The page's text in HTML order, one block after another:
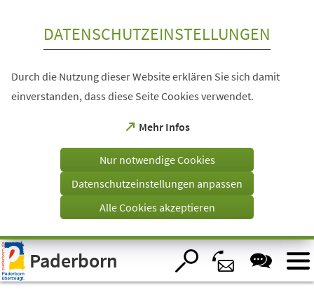
Visuelle
Assistenzsoftware
öffnen.
DATENSCHUTZEINSTELLUNGEN
Durch die Nutzung dieser Website erklären Sie sich damit
einverstanden, dass diese Seite Cookies verwendet.
Mehr Infos
(Öffnet
einem
Tab)
Nur notwendige Cookies
Datenschutzeinstellungen anpassen
Alle Cookies akzeptieren
Paderborn